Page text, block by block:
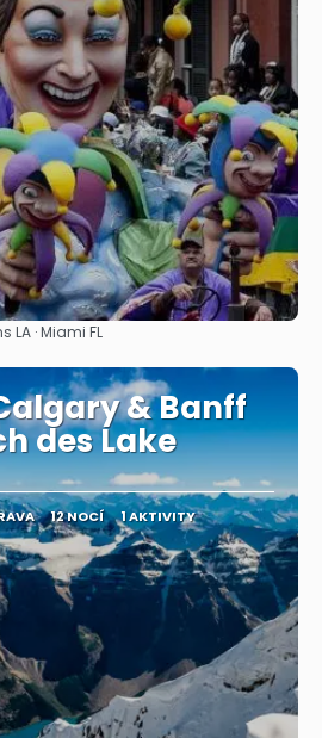
Zobrazit
LA · Miami FL
& Banff
des Lake
12 NOCÍ 1 AKTIVITY